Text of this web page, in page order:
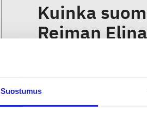
Suostumus
Kuinka
Reiman